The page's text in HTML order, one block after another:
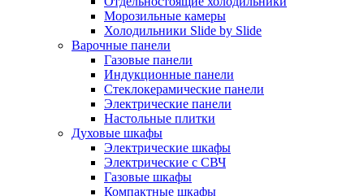
Морозильные камеры
Холодильники Slide by Slide
Варочные панели
Газовые панели
Индукционные панели
Стеклокерамические панели
Электрические панели
Настольные плитки
Духовые шкафы
Электрические шкафы
Электрические с СВЧ
Газовые шкафы
Компактные шкафы